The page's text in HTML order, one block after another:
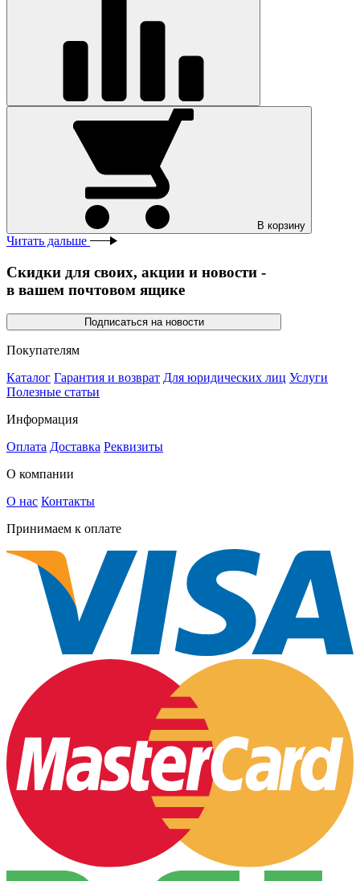
В корзину
Читать дальше
Скидки для своих, акции и новости -
в вашем почтовом ящике
Подписаться на новости
Покупателям
Каталог Гарантия и возврат Для юридических лиц Услуги
Полезные статьи
Информация
Оплата Доставка Реквизиты
О компании
О нас Контакты
Принимаем к оплате